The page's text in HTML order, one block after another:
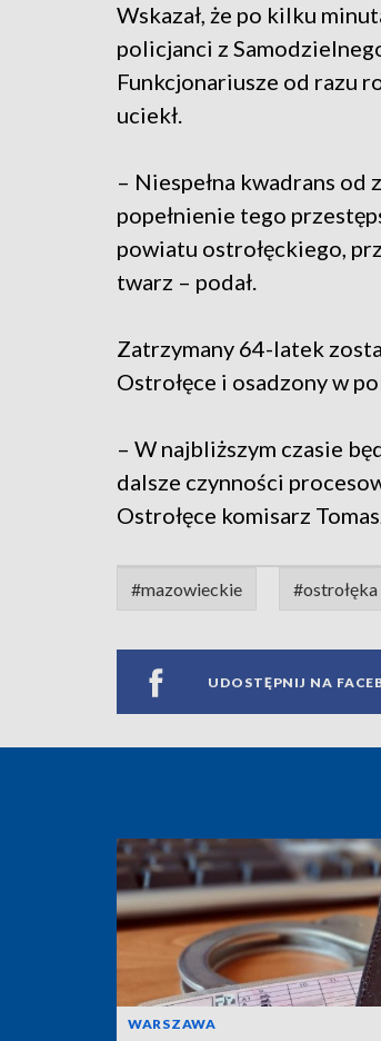
Wskazał, że po kilku
policjanci z
Funkcjonariusze od razu
uciekł.
– Niespełna kwadrans
popełnienie tego
powiatu ostrołęckiego,
twarz – podał.
Zatrzymany 64-latek
Ostrołęce i osadzony w
– W najbliższym czasie
dalsze czynności
Ostrołęce komisarz
#mazowieckie #ostrołęka
UDOSTĘPNIJ NA
WARSZAWA